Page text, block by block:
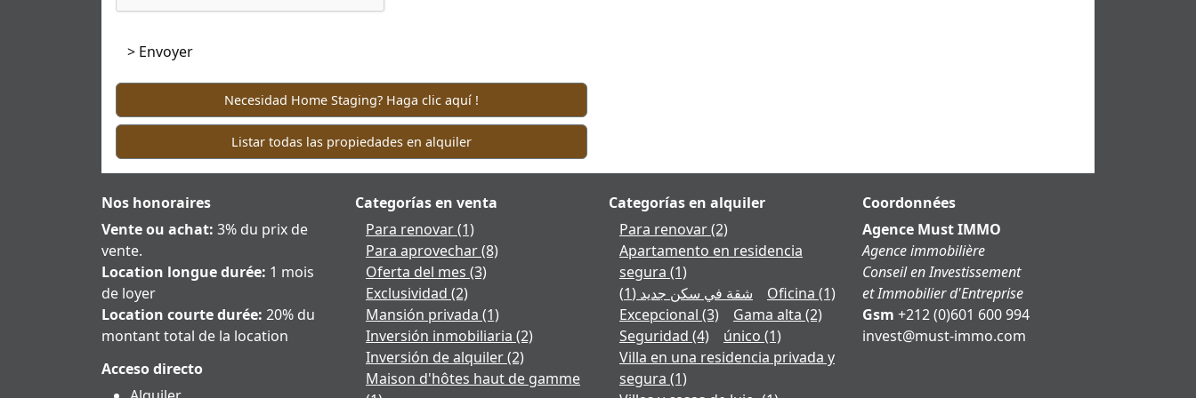
Necesidad Home Staging? Haga clic aquí !
Listar todas las propiedades en alquiler
Nos honoraires
Vente ou achat: 3% du prix de
vente.
Location longue durée: 1 mois
de loyer
Location courte durée: 20% du
montant total de la location
Acceso directo
Categorías en venta
Para renovar(1)
Para aprovechar(8)
Oferta del mes (3)
Exclusividad (2)
Mansión privada (1)
Inversión inmobiliaria (2)
Inversión de alquiler(2)
Maison d'hôtes haut de gamme
Categorías en alquiler
Para renovar(2)
Apartamento en residencia
segura (1)
شقة في سكن جديد (1) Oficina (1)
Excepcional (3) Gama alta (2)
Seguridad (4) único (1)
Villa en una residencia privada y
segura (1)
Coordonnées
Agence Must IMMO
Agence immobilière
Conseil en Investissement
et Immobilier d'Entreprise
Gsm +212 (0)601 600 994
moc.ommi-tsum@tsevni